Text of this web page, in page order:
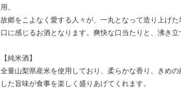
用。
故郷をこよなく愛する人々が、一丸となって造り上げ
口に感じるお酒となります。爽快な口当たりと、沸き立
【純米酒】
全量山梨県産米を使用しており、柔らかな香り、きめ
した旨味が食事を楽しく盛りあげてくれます。